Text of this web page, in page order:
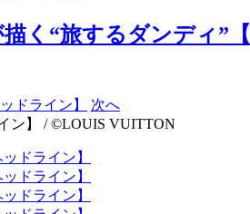
く“旅するダンディ”
次へ
ン】 / ©LOUIS VUITTON